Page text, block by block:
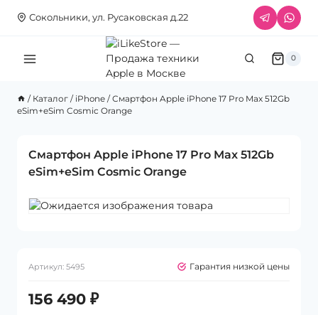
Сокольники, ул. Русаковская д.22
0
/ Каталог / iPhone / Смартфон Apple iPhone 17 Pro Max 512Gb
eSim+eSim Cosmic Orange
Смартфон Apple iPhone 17 Pro Max 512Gb
eSim+eSim Cosmic Orange
Артикул: 5495 Гарантия низкой цены
156 490 ₽